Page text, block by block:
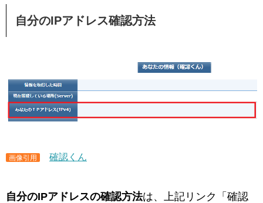
自分のIPアドレス確認方法
画像引用 確認くん
自分のIPアドレスの確認方法は、上記リンク「確認